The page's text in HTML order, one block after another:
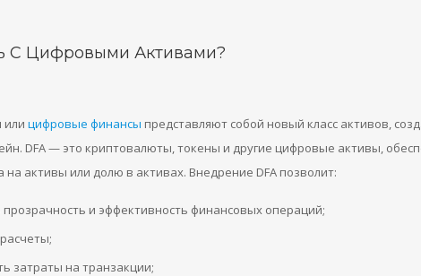
С Цифровыми Активами?
цифровые финансы представляют собой новый класс активов,
DFA — это криптовалюты, токены и другие цифровые активы,
активы или долю в активах. Внедрение DFA позволит:
прозрачность и эффективность финансовых операций;
затраты на транзакции;